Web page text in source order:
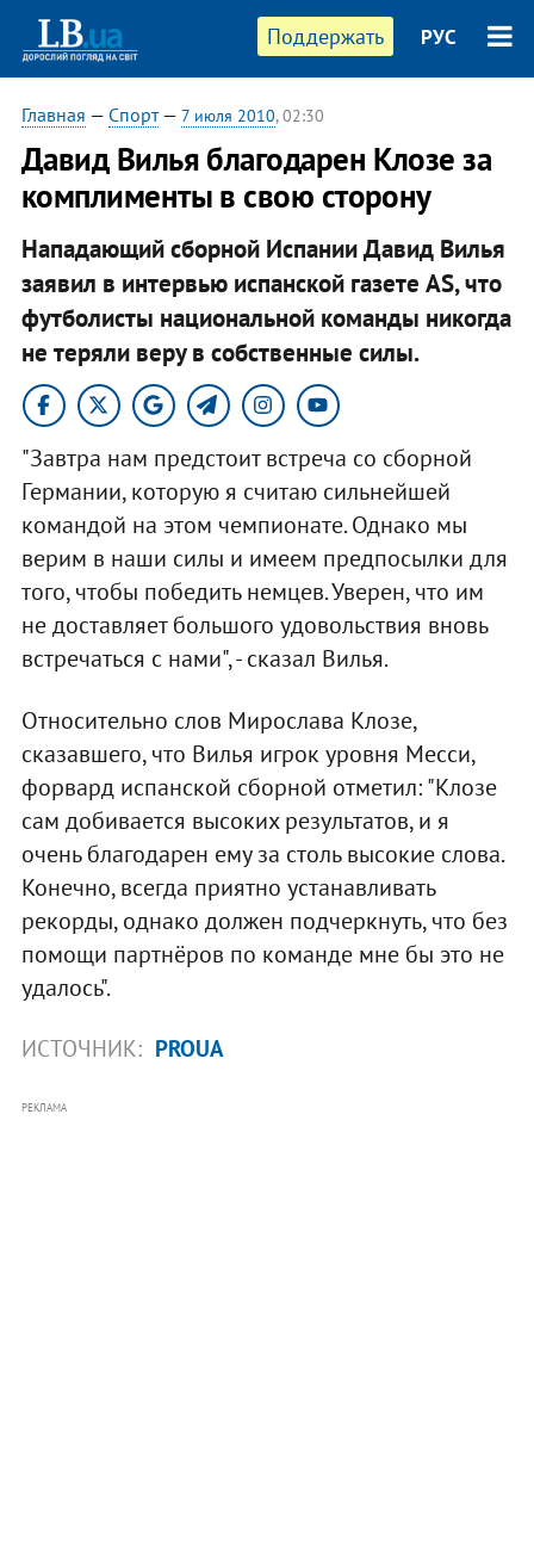
Поддержать РУС
Главная — Спорт— 7 июля 2010, 02:30
Давид Вилья благодарен Клозе за
комплименты в свою сторону
Нападающий сборной Испании Давид Вилья
заявил в интервью испанской газете AS, что
футболисты национальной команды никогда
не теряли веру в собственные силы.
"Завтра нам предстоит встреча со сборной
Германии, которую я считаю сильнейшей
командой на этом чемпионате. Однако мы
верим в наши силы и имеем предпосылки для
того, чтобы победить немцев. Уверен, что им
не доставляет большого удовольствия вновь
встречаться с нами", - сказал Вилья.
Относительно слов Мирослава Клозе,
сказавшего, что Вилья игрок уровня Месси,
форвард испанской сборной отметил: "Клозе
сам добивается высоких результатов, и я
очень благодарен ему за столь высокие слова.
Конечно, всегда приятно устанавливать
рекорды, однако должен подчеркнуть, что без
помощи партнёров по команде мне бы это не
удалось".
ИСТОЧНИК: PROUA
РЕКЛАМА